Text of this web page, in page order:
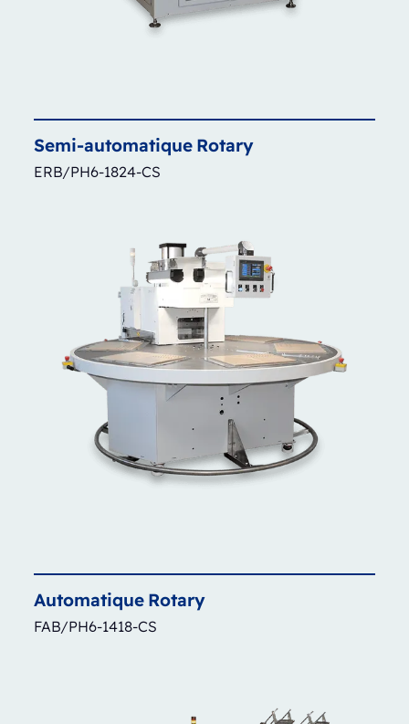
Semi-automatique Rotary
ERB/PH6-1824-CS
Automatique Rotary
FAB/PH6-1418-CS